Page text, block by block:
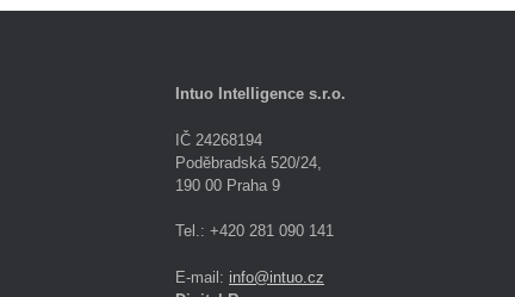
Intuo Intelligence s.r.o.
IČ 24268194
Poděbradská 520/24,
190 00 Praha 9
Tel.: +420 281 090 141
E-mail: info@intuo.cz